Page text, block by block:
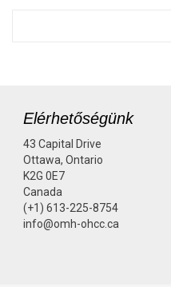
Elérhetőségünk
43 Capital Drive
Ottawa, Ontario
K2G 0E7
Canada
(+1) 613-225-8754
info@omh-ohcc.ca